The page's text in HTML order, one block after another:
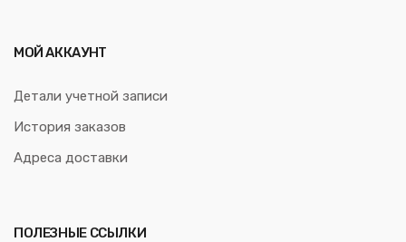
МОЙ АККАУНТ
Детали учетной записи
История заказов
Адреса доставки
ПОЛЕЗНЫЕ ССЫЛКИ